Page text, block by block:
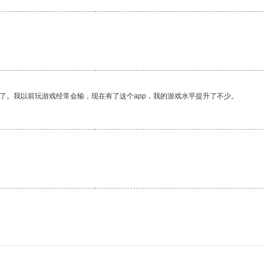
我以前玩游戏经常会输，现在有了这个app，我的游戏水平提升了不少。